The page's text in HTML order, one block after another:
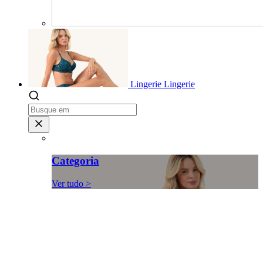
Lingerie Lingerie
Categoria
Ver tudo >